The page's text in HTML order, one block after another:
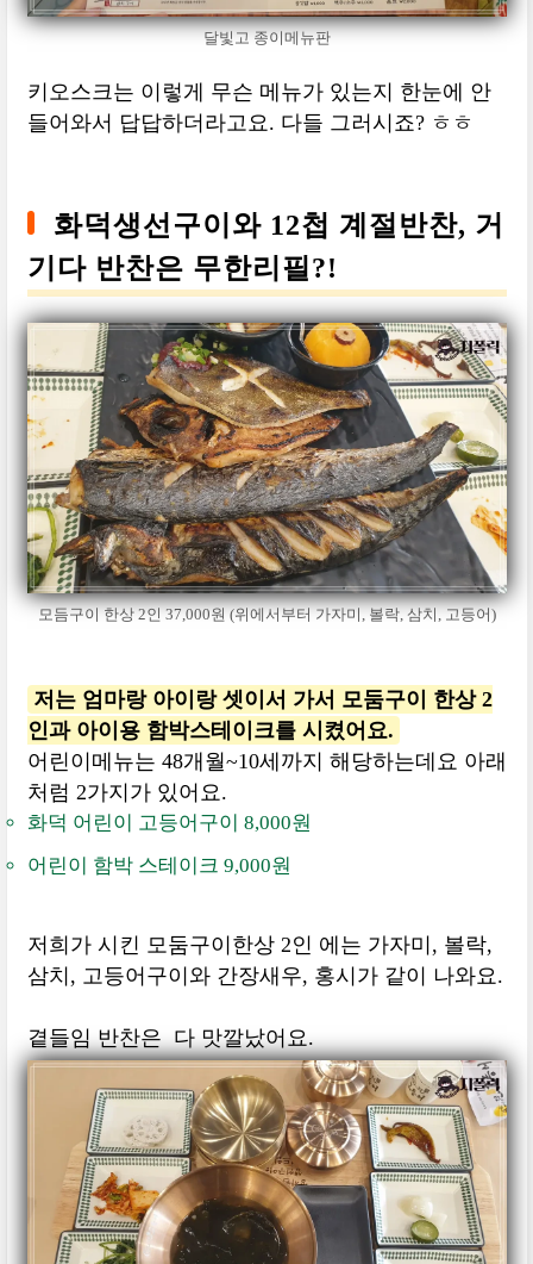
달빛고 종이메뉴판
키오스크는 이렇게 무슨 메뉴가 있는지 한눈에 안
들어와서 답답하더라고요. 다들 그러시죠? ㅎㅎ
화덕생선구이와 12첩 계절반찬, 거
기다 반찬은 무한리필?!
모듬구이 한상 2인 37,000원 (위에서부터 가자미, 볼락, 삼치, 고등어)
저는 엄마랑 아이랑 셋이서 가서 모둠구이 한상 2
인과 아이용 함박스테이크를 시켰어요.
어린이메뉴는 48개월~10세까지 해당하는데요 아래
처럼 2가지가 있어요.
화덕 어린이 고등어구이 8,000원
어린이 함박 스테이크 9,000원
저희가 시킨 모둠구이한상 2인 에는 가자미, 볼락,
삼치, 고등어구이와 간장새우, 홍시가 같이 나와요.
곁들임 반찬은 다 맛깔났어요.